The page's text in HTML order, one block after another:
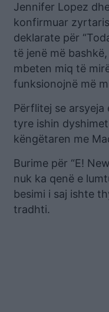
Jennifer Lopez
konfirmuar
deklarate për
të jenë më
mbeten miq të
funksionojnë më
Përflitej se arsyeja
tyre ishin
këngëtaren me
Burime për “E!
nuk ka qenë e
besimi i saj ishte
tradhti.